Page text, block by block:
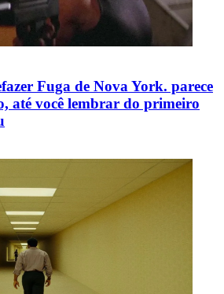
Fuga de Nova York. parece
até você lembrar do primeiro